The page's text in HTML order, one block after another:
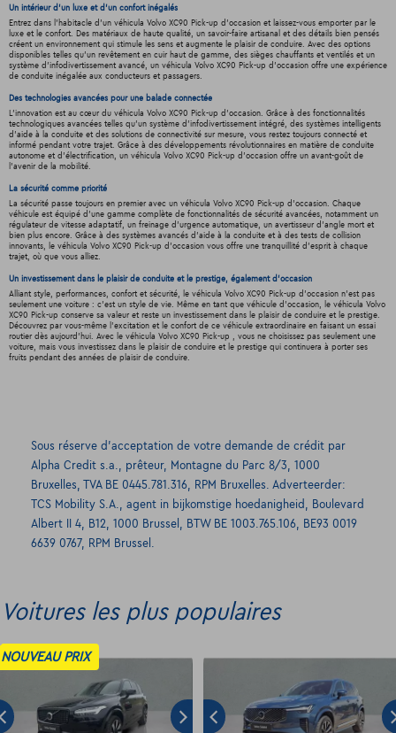
Un intérieur d’un luxe et d’un confort inégalés
Entrez dans l'habitacle d'un véhicula Volvo XC90 Pick-up d'occasion et laissez-vous emporter par le
luxe et le confort. Des matériaux de haute qualité, un savoir-faire artisanal et des détails bien pensés
créent un environnement qui stimule les sens et augmente le plaisir de conduire. Avec des options
disponibles telles qu'un revêtement en cuir haut de gamme, des sièges chauffants et ventilés et un
système d'infodivertissement avancé, un véhicula Volvo XC90 Pick-up d'occasion offre une expérience
de conduite inégalée aux conducteurs et passagers.
Des technologies avancées pour une balade connectée
L'innovation est au cœur du véhicula Volvo XC90 Pick-up d'occasion. Grâce à des fonctionnalités
technologiques avancées telles qu'un système d'infodivertissement intégré, des systèmes intelligents
d'aide à la conduite et des solutions de connectivité sur mesure, vous restez toujours connecté et
informé pendant votre trajet. Grâce à des développements révolutionnaires en matière de conduite
autonome et d'électrification, un véhicula Volvo XC90 Pick-up d'occasion offre un avant-goût de
l'avenir de la mobilité.
La sécurité comme priorité
La sécurité passe toujours en premier avec un véhicula Volvo XC90 Pick-up d'occasion. Chaque
véhicule est équipé d'une gamme complète de fonctionnalités de sécurité avancées, notamment un
régulateur de vitesse adaptatif, un freinage d'urgence automatique, un avertisseur d'angle mort et
bien plus encore. Grâce à des systèmes avancés d'aide à la conduite et à des tests de collision
innovants, le véhicula Volvo XC90 Pick-up d'occasion vous offre une tranquillité d'esprit à chaque
trajet, où que vous alliez.
Un investissement dans le plaisir de conduite et le prestige, également d'occasion
Alliant style, performances, confort et sécurité, le véhicula Volvo XC90 Pick-up d'occasion n'est pas
seulement une voiture : c'est un style de vie. Même en tant que véhicule d'occasion, le véhicula Volvo
XC90 Pick-up conserve sa valeur et reste un investissement dans le plaisir de conduire et le prestige.
Découvrez par vous-même l'excitation et le confort de ce véhicule extraordinaire en faisant un essai
routier dès aujourd'hui. Avec le véhicula Volvo XC90 Pick-up , vous ne choisissez pas seulement une
voiture, mais vous investissez dans le plaisir de conduire et le prestige qui continuera à porter ses
fruits pendant des années de plaisir de conduire.
Sous réserve d’acceptation de votre demande de crédit par
Alpha Credit s.a., prêteur, Montagne du Parc 8/3, 1000
Bruxelles, TVA BE 0445.781.316, RPM Bruxelles. Adverteerder:
TCS Mobility S.A., agent in bijkomstige hoedanigheid, Boulevard
Albert II 4, B12, 1000 Brussel, BTW BE 1003.765.106, BE93 0019
6639 0767, RPM Brussel.
Voitures les plus populaires
NOUVEAU PRIX